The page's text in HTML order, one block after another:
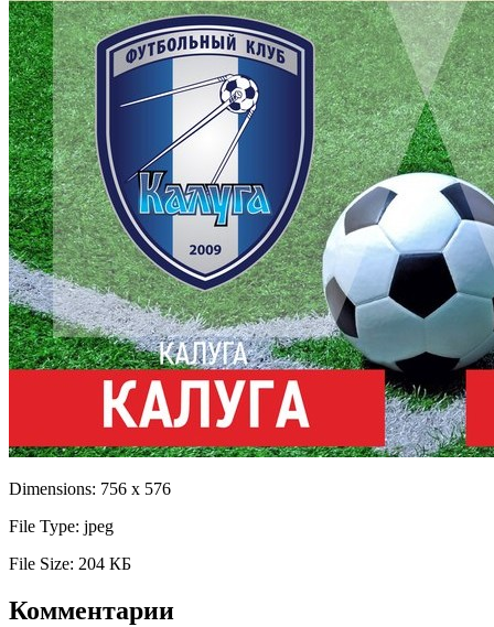
Dimensions: 756 x 576
File Type: jpeg
File Size: 204 КБ
Комментарии